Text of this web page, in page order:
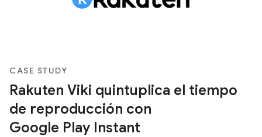
CASE STUDY
Rakuten Viki quintuplica el tiempo
de reproducción con
Google Play Instant